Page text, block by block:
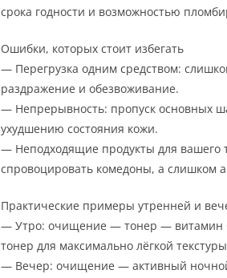
срока годности и возможностью
Ошибки, которых стоит избегать
— Перегрузка одним средством:
раздражение и обезвоживание.
— Непрерывность: пропуск основных
ухудшению состояния кожи.
— Неподходящие продукты для
спровоцировать комедоны, а слишком
Практические примеры утренней и
— Утро: очищение — тонер — витамин
тонер для максимально лёгкой
— Вечер: очищение — активный